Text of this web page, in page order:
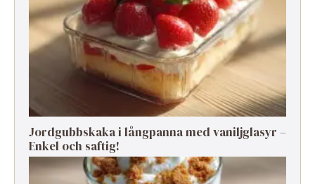
Jordgubbskaka i långpanna med vaniljglasyr –
Enkel och saftig!